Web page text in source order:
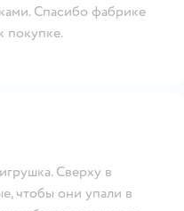
Спасибо фабрике
покупке.
Сверху в
чтобы они упали в